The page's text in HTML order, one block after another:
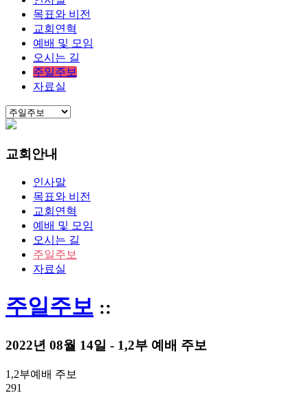
목표와 비전
교회연혁
예배 및 모임
오시는 길
주일주보
자료실
교회안내
인사말
목표와 비전
교회연혁
예배 및 모임
오시는 길
주일주보
자료실
주일주보 ::
2022년 08월 14일 - 1,2부 예배 주보
1,2부예배 주보
291